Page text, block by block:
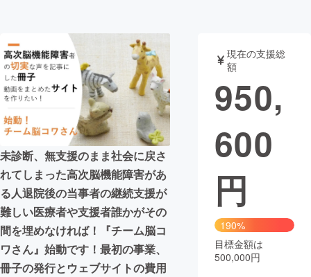
テクノロジー・ガジェット
映像・映画 書籍・雑誌
ビジネス・起業 チャレンジ
まちづくり・地域活性化
CAMPFIRE for Social Good
CAMPFIRE Creation
CAMPFIREふるさと納税
コミュニティ
未診断、無支援のまま社会に戻さ
れてしまった高次脳機能障害があ
る人退院後の当事者の継続支援が
難しい医療者や支援者誰かがその
間を埋めなければ！『チーム脳コ
ワさん』始動です！最初の事業、
冊子の発行とウェブサイトの費用
現在の支援総
額
950,
600
円
190%
目標金額は
500,000円